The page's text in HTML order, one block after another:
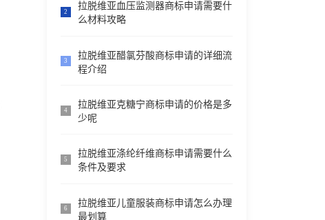
2
拉脱维亚血压监测器商标申请需要什
么材料攻略
3
拉脱维亚醋氯芬酸商标申请的详细流
程介绍
4
拉脱维亚克糖宁商标申请的价格是多
少呢
5
拉脱维亚涤纶纤维商标申请需要什么
条件及要求
6
拉脱维亚儿童服装商标申请怎么办理
最划算